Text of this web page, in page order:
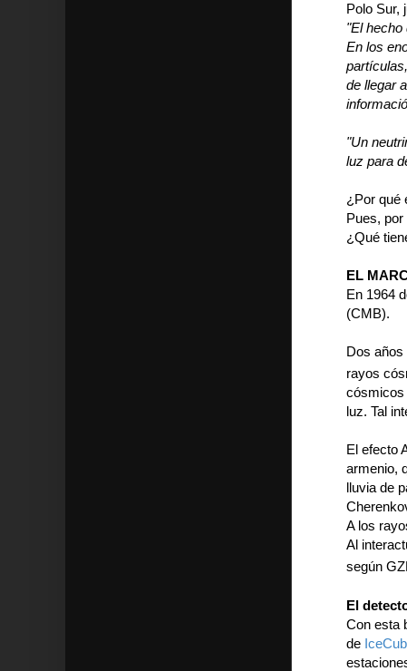
Polo Sur,
"El hecho
En los
de llegar
"Un
luz para
¿Por qué
Pues,
¿Qué
EL
En 1964
(CMB).
Dos años
rayos
cósmicos
luz. Tal
El efecto
armenio,
lluvia de
A los
Al
según
El
Con esta
de